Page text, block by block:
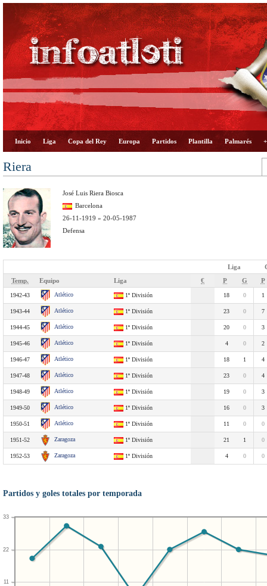
Inicio Liga Copa del Rey Europa Partidos Plantilla Palmarés
Riera
José Luis Riera Biosca
Barcelona
26-11-1919 » 20-05-1987
Defensa
Liga
Temp.
Equipo Liga € P G P
1942-43 Atlético 1ª División 18 0 1
1943-44 Atlético 1ª División 23 0 7
1944-45 Atlético 1ª División 20 0 3
1945-46 Atlético 1ª División 4 0 2
1946-47 Atlético 1ª División 18 1 4
1947-48 Atlético 1ª División 23 0 4
1948-49 Atlético 1ª División 19 0 3
1949-50 Atlético 1ª División 16 0 3
1950-51 Atlético 1ª División 11 0 0
1951-52 Zaragoza 1ª División 21 1 0
1952-53 Zaragoza 1ª División 4 0 0
Partidos y goles totales por temporada
11
22
33